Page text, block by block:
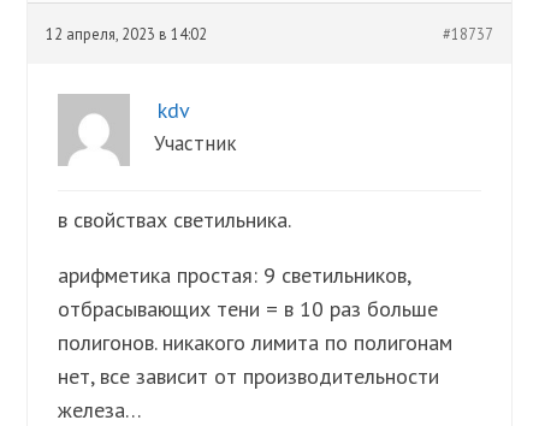
12 апреля, 2023 в 14:02 #18737
kdv
Участник
в свойствах светильника.
арифметика простая: 9 светильников,
отбрасывающих тени = в 10 раз больше
полигонов. никакого лимита по полигонам
нет, все зависит от производительности
железа…